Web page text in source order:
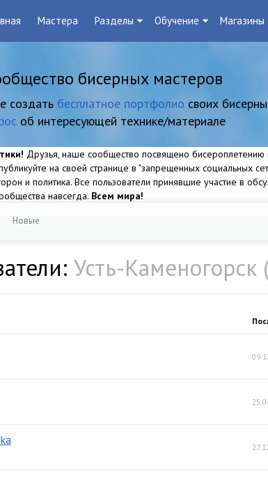
Мастера Разделы Обучение Магазины
бисерных мастеров
создать бесплатное портфолио своих
об интересующей технике/материале
Друзья, наше сообщество посвящено бисероплетению
на своей странице в "запрещенных социальных
и политика. Все пользователи принявшие участие в
навсегда. Всем мира!
Новые
Усть-Каменогорск